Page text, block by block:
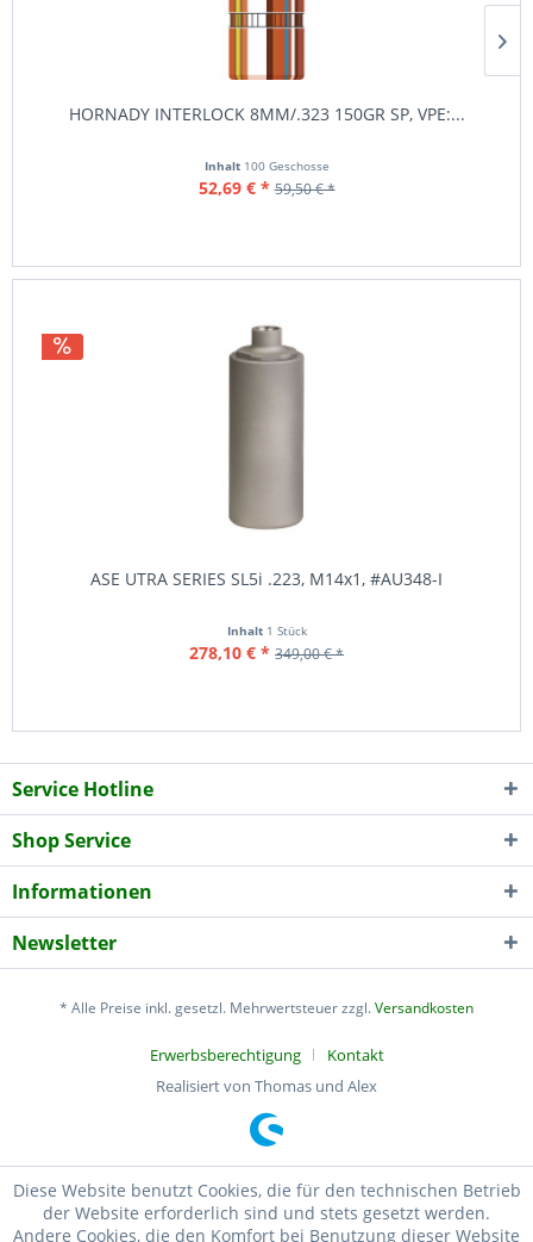
HORNADY INTERLOCK 8MM/.323 150GR SP, VPE:...
Inhalt 100 Geschosse
52,69 € * 59,50 € *
ASE UTRA SERIES SL5i .223, M14x1, #AU348-I
Inhalt 1 Stück
278,10 € * 349,00 € *
Service Hotline
Shop Service
Informationen
Newsletter
* Alle Preise inkl. gesetzl. Mehrwertsteuer zzgl.Versandkosten
Erwerbsberechtigung
Kontakt
Realisiert von Thomas und Alex
Diese Website benutzt Cookies, die für den technischen Betrieb
der Website erforderlich sind und stets gesetzt werden.
Andere Cookies, die den Komfort bei Benutzung dieser Website